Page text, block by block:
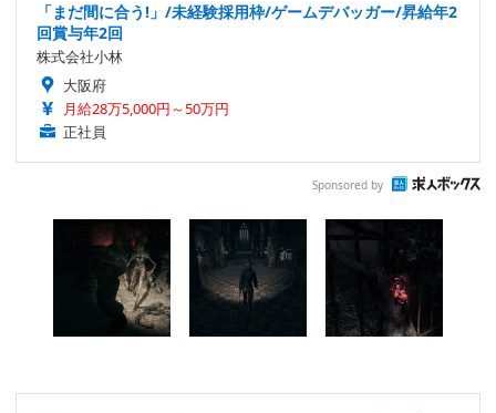
「まだ間に合う!」/未経験採用枠/ゲームデバッガー/昇給年2
回賞与年2回
株式会社小林
大阪府
月給28万5,000円～50万円
正社員
Sponsored by